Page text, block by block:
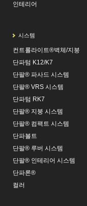
인테리어
시스템
컨트롤라이트®벽체/지붕
단파텀 K12/K7
단팔® 파사드 시스템
단팔® VRS 시스템
단파텀 RK7
단팔® 지붕 시스템
단팔® 컴팩트 시스템
단파볼트
단팔® 루버 시스템
단팔® 인테리어 시스템
단파론®
컬러